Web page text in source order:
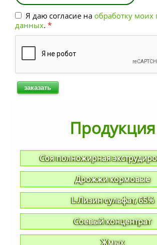
Я даю согласие на обработку
данных. *
Продукция
Соя полножирная
Дрожжи кормовые
L-Лизин сульфат, 65%
Соевый концентрат
Жмых